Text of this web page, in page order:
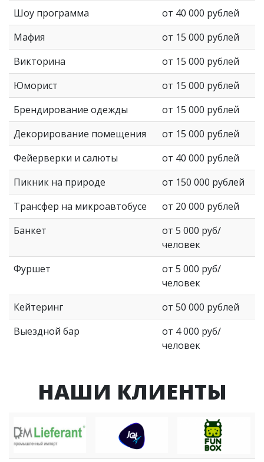
Шоу программа
от 40 000 рублей
Мафия
от 15 000 рублей
Викторина
от 15 000 рублей
Юморист
от 15 000 рублей
Брендирование одежды
от 15 000 рублей
Декорирование помещения
от 15 000 рублей
Фейерверки и салюты
от 40 000 рублей
Пикник на природе
от 150 000 рублей
Трансфер на микроавтобусе
от 20 000 рублей
Банкет
от 5 000 руб/
человек
Фуршет
от 5 000 руб/
человек
Кейтеринг
от 50 000 рублей
Выездной бар
от 4 000 руб/
человек
НАШИ КЛИЕНТЫ